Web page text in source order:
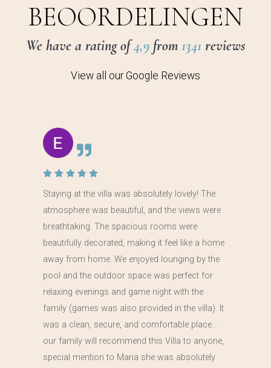
BEOORDELINGEN
We have a rating of4,9from 1341 reviews
View all our Google Reviews
Staying at the villa was absolutely lovely! The
atmosphere was beautiful, and the views were
breathtaking. The spacious rooms were
beautifully decorated, making it feel like a home
away from home. We enjoyed lounging by the
pool and the outdoor space was perfect for
relaxing evenings and game night with the
family (games was also provided in the villa). It
was a clean, secure, and comfortable place…
our family will recommend this Villa to anyone,
special mention to Maria she was absolutely